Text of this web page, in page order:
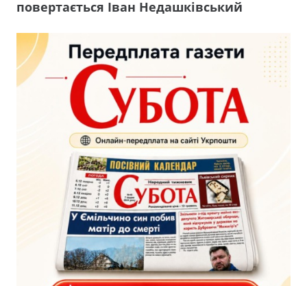
повертається Іван Недашківський